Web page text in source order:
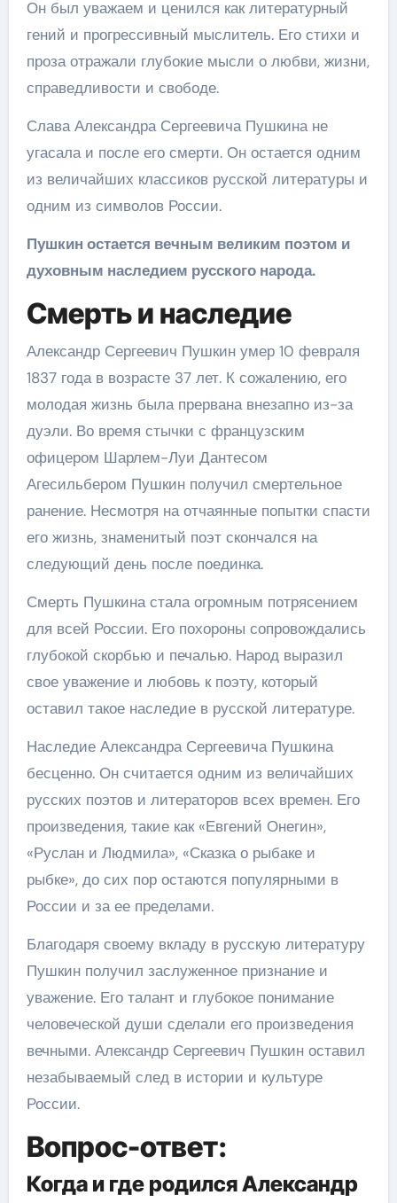
Он был уважаем и ценился как литературный
гений и прогрессивный мыслитель. Его стихи и
проза отражали глубокие мысли о любви, жизни,
справедливости и свободе.
Слава Александра Сергеевича Пушкина не
угасала и после его смерти. Он остается одним
из величайших классиков русской литературы и
одним из символов России.
Пушкин остается вечным великим поэтом и
духовным наследием русского народа.
Смерть и наследие
Александр Сергеевич Пушкин умер 10 февраля
1837 года в возрасте 37 лет. К сожалению, его
молодая жизнь была прервана внезапно из-за
дуэли. Во время стычки с французским
офицером Шарлем-Луи Дантесом
Агесильбером Пушкин получил смертельное
ранение. Несмотря на отчаянные попытки спасти
его жизнь, знаменитый поэт скончался на
следующий день после поединка.
Смерть Пушкина стала огромным потрясением
для всей России. Его похороны сопровождались
глубокой скорбью и печалью. Народ выразил
свое уважение и любовь к поэту, который
оставил такое наследие в русской литературе.
Наследие Александра Сергеевича Пушкина
бесценно. Он считается одним из величайших
русских поэтов и литераторов всех времен. Его
произведения, такие как «Евгений Онегин»,
«Руслан и Людмила», «Сказка о рыбаке и
рыбке», до сих пор остаются популярными в
России и за ее пределами.
Благодаря своему вкладу в русскую литературу
Пушкин получил заслуженное признание и
уважение. Его талант и глубокое понимание
человеческой души сделали его произведения
вечными. Александр Сергеевич Пушкин оставил
незабываемый след в истории и культуре
России.
Вопрос-ответ:
Когда и где родился Александр